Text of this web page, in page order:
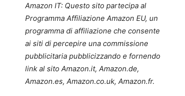
Amazon IT: Questo sito partecipa al
Programma Affiliazione Amazon EU, un
programma di affiliazione che consente
ai siti di percepire una commissione
pubblicitaria pubblicizzando e fornendo
link al sito Amazon.it, Amazon.de,
Amazon.es, Amazon.co.uk, Amazon.fr.